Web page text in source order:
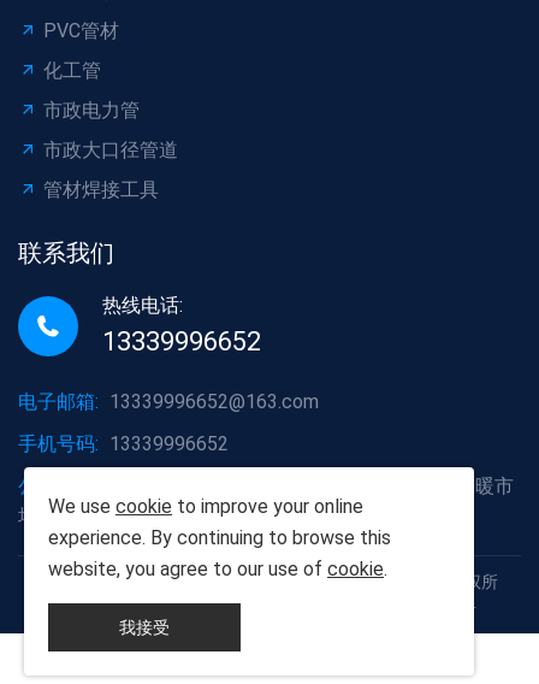
PVC管材
化工管
市政电力管
市政大口径管道
管材焊接工具
联系我们
热线电话:
13339996652
电子邮箱: 13339996652@163.com
手机号码: 13339996652
公司地址:
湖北省武汉市洪山区白沙洲大道烽火五金水暖市
场A2栋6号
Copyright © 2012-2025 武汉胡杨树建材有限责任公司 版权所
有 鄂ICP备19013111号 鄂公网安备42011102005926号
We use cookie to improve your online
experience. By continuing to browse this
website, you agree to our use of cookie.
我接受